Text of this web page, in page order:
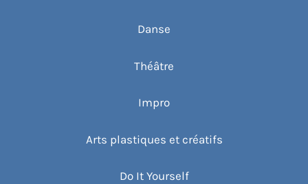
Danse
Théâtre
Impro
Arts plastiques et créatifs
Do It Yourself